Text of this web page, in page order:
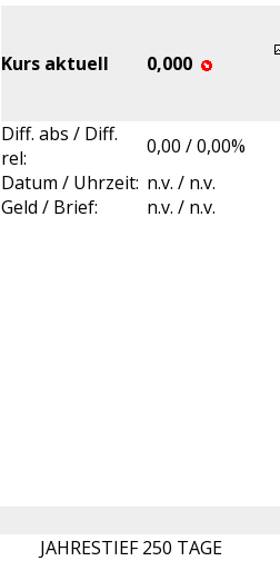
Kurs aktuell 0,000
Diff. abs / Diff.
rel:
0,00 / 0,00%
Datum / Uhrzeit: n.v. / n.v.
Geld / Brief:
n.v. / n.v.
JAHRESTIEF 250 TAGE